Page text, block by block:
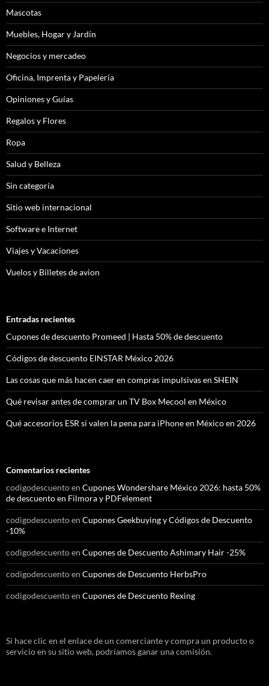
Mascotas
Muebles, Hogar y Jardín
Negocios y mercadeo
Oficina, Imprenta y Papelería
Opiniones y Guías
Regalos y Flores
Ropa
Salud y Belleza
Sin categoría
Sitio web internacional
Software e Internet
Viajes y Vacaciones
Vuelos y Billetes de avion
Entradas recientes
Cupones de descuento Promeed | Hasta 50% de descuento
Códigos de descuento EINSTAR México 2026
Las cosas que más hacen caer en compras impulsivas en SHEIN
Qué revisar antes de comprar un TV Box Mecool en México
Qué accesorios ESR sí valen la pena para iPhone en México en 2026
Comentarios recientes
codigodescuentoen Cupones Wondershare México 2026: hasta 50%
de descuento en Filmora y PDFelement
codigodescuentoen Cupones Geekbuying y Códigos de Descuento
-10%
codigodescuentoen Cupones de Descuento Ashimary Hair -25%
codigodescuentoen Cupones de Descuento HerbsPro
codigodescuentoen Cupones de Descuento Rexing
Si hace clic en el enlace de un comerciante y compra un producto o
servicio en su sitio web, podríamos ganar una comisión.